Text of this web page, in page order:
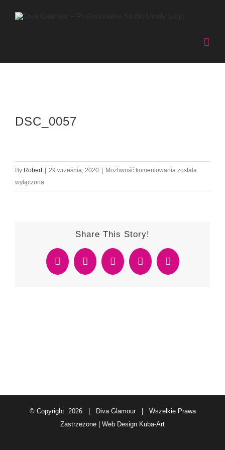
DSC_0057
By Robert | 29 września, 2020 | Możliwość komentowania DSC_0057
została
wyłączona
Share This Story!
FacebookTwitterReddit WhatsApp
Email
© Copyright 2026 | Diva Glamour | Wszelkie Prawa
Zastrzeżone | Web Design Kuba-Art